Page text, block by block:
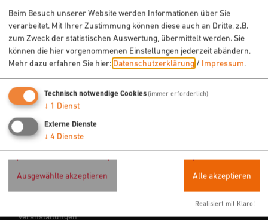
URLAUB & FREIZEIT
Freizeit
Veranstaltungen
Beim Besuch unserer Website werden Informationen über Sie
verarbeitet. Mit Ihrer Zustimmung können diese auch an Dritte, z.B.
zum Zweck der statistischen Auswertung, übermittelt werden. Sie
können die hier vorgenommenen Einstellungen jederzeit abändern.
Mehr dazu erfahren Sie hier: Datenschutzerklärung / Impressum.
Technisch notwendige Cookies(immer erforderlich)
↓ 1 Dienst
Externe Dienste
↓ 4 Dienste
Ausgewählte akzeptieren Alle akzeptieren
Realisiert mit Klaro!